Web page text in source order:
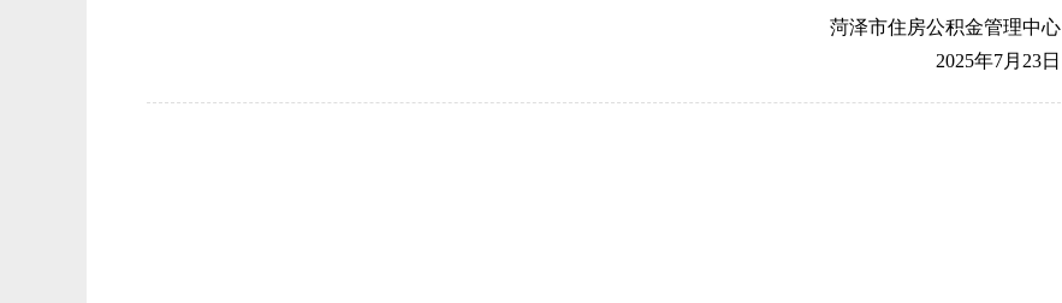
菏泽市住房公积金管理中心
2025年7月23日